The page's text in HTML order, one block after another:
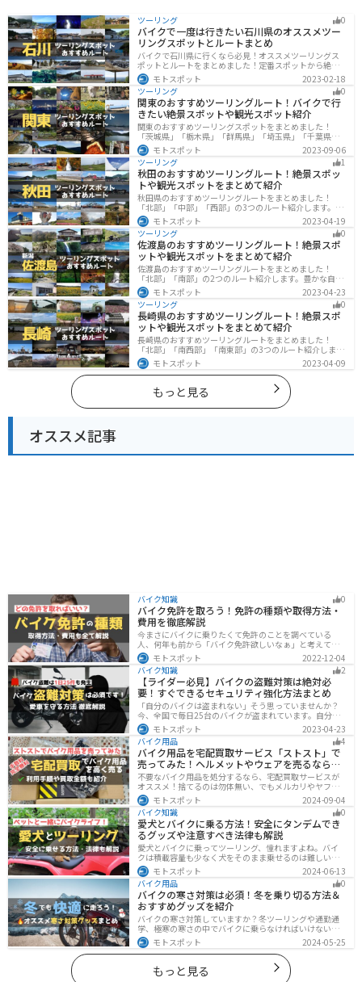
ツーリング 0
バイクで一度は行きたい石川県のオススメツー
リングスポットとルートまとめ
バイクで石川県に行くなら必見！オススメツーリングス
ポットとルートをまとめました！定番スポットから絶景
スポット、温泉、海、グルメなど様々なジャンルで楽し
めます。バイクで石川ツーリングに行こうと思っている
人は、参考にしてください。
モトスポット
2023-02-18
ツーリング
0
関東のおすすめツーリングルート！バイクで行
きたい絶景スポットや観光スポット紹介
関東のおすすめツーリングスポットをまとめました！
「茨城県」「栃木県」「群馬県」「埼玉県」「千葉県」
「東京都」「神奈川県」の各県の観光地紹介します。自
然豊かな山々や湖、温泉地が点在し、四季折々の景色を
楽しめるスポットが多数あります。バイクで関東にツー
リングに行く際は参考にしてください。
モトスポット
2023-09-06
ツーリング
1
秋田のおすすめツーリングルート！絶景スポッ
トや観光スポットをまとめて紹介
秋田県のおすすめツーリングルートをまとめました！
「北部」「中部」「西部」の3つのルート紹介します。自
然豊かな山々や湖、温泉地が点在し、四季折々の景色を
楽しめるスポットが多数あります。バイクで秋田県にツ
ーリングに行く際は参考にしてください。
モトスポット
2023-04-19
ツーリング
0
佐渡島のおすすめツーリングルート！絶景スポ
ットや観光スポットをまとめて紹介
佐渡島のおすすめツーリングルートをまとめました！
「北部」「南部」の2つのルート紹介します。豊かな自然
と歴史的なスポット、トキなどの貴重な動物を見られる
スポットが多数あります。バイクで佐渡島にツーリング
に行く際は参考にしてください。
モトスポット
2023-04-23
ツーリング
0
長崎県のおすすめツーリングルート！絶景スポ
ットや観光スポットをまとめて紹介
長崎県のおすすめツーリングルートをまとめました！
「北部」「南西部」「南東部」の3つのルート紹介しま
す。国際色豊かな街並みや世界遺産、絶景ポイントが数
多く存在し、様々な楽しみ方ができます。バイクで長崎
県にツーリングに行く際は参考にしてください。
モトスポット 2023-04-09
もっと見る
オススメ記事
バイク知識 0
バイク免許を取ろう！免許の種類や取得方法・
費用を徹底解説
今まさにバイクに乗りたくて免許のことを調べている
人、何年も前から「バイク免許欲しいなぁ」と考えてい
るうちに時間ばかりが経っている人。そんな人々に役立
つ情報を分かりやすくまとめました。バイク免許の種類
や、免許を取るための方法や必要な費用・日数などにつ
いて解説します。
モトスポット
2022-12-04
バイク知識
2
【ライダー必見】バイクの盗難対策は絶対必
要！すぐできるセキュリティ強化方法まとめ
「自分のバイクは盗まれない」そう思っていませんか？
今、全国で毎日25台のバイクが盗まれています。自分の
バイクは大丈夫という保証はどこにもありません。バイ
クの盗難対策の方法を理解して、自分のバイクは自分で
守りましょう。
モトスポット
2023-04-23
バイク用品
4
バイク用品を宅配買取サービス「ストスト」で
売ってみた！ヘルメットやウェアを売るならオ
ススメ
不要なバイク用品を処分するなら、宅配買取サービスが
オススメ！捨てるのは勿体無い、でもメルカリやヤフオ
クに出すのは面倒だし手数料がかかる...STST（ストス
ト）なら手数料や送料など完全無料で、自宅から送るだ
けでOKなので超簡単に売れます！ストストを実際に使っ
てみたので、流れや買取金額などを紹介します。
モトスポット
2024-09-04
バイク知識
0
愛犬とバイクに乗る方法！安全にタンデムでき
るグッズや注意すべき法律も解説
愛犬とバイクに乗ってツーリング、憧れますよね。バイ
クは積載容量も少なく犬をそのまま乗せるのは難しいで
すが、専用アイテムを使えば実現できます。この記事で
は、安全に楽しむために必要な知識やグッズをまとめま
した。しっかりと準備して愛犬とバイクライフを満喫し
ましょう！
モトスポット
2024-06-13
バイク用品
0
バイクの寒さ対策は必須！冬を乗り切る方法＆
おすすめグッズを紹介
バイクの寒さ対策していますか？冬ツーリングや通勤通
学、極寒の寒さの中でバイクに乗らなければいけない時
でも快適に乗る方法をまとめました！オススメの寒さ対
策グッズも紹介しているので、これで寒い冬でも快適に
バイクに乗りましょう！
モトスポット 2024-05-25
もっと見る